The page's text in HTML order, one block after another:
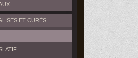
ET CURÉS